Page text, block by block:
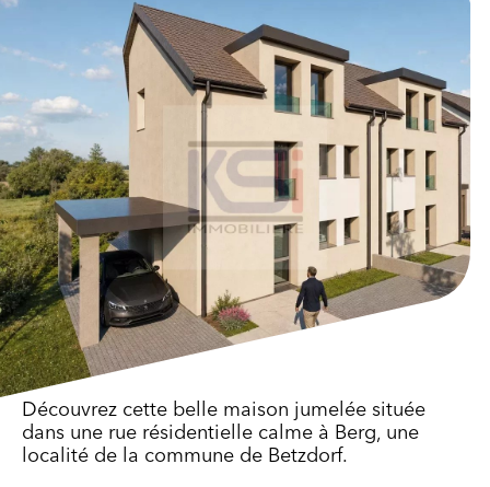
Découvrez cette belle maison jumelée située
dans une rue résidentielle calme à Berg, une
localité de la commune de Betzdorf.